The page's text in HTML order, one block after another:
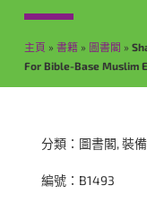
主頁 » 書籍» 圖書閣 »
For Bible-Base Muslim
分類： 圖書閣, 裝
編號：B1493